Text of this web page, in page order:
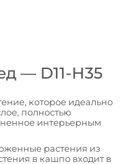
— D11-H35
которое идеально
полностью
интерьерным
растения из
в кашпо входит в